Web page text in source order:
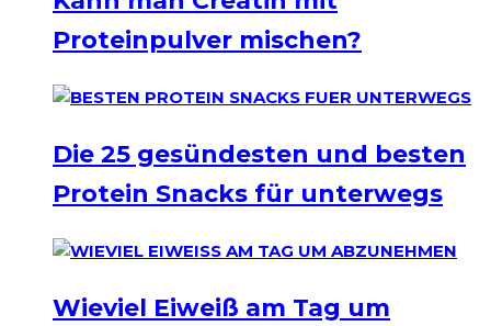
Proteinpulver mischen?
Die 25 gesündesten und besten
Protein Snacks für unterwegs
Wieviel Eiweiß am Tag um